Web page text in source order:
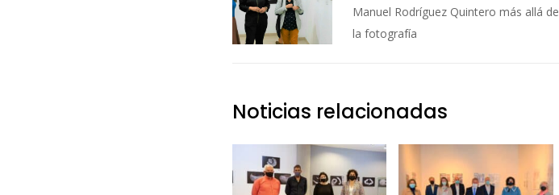
Manuel Rodríguez Quintero más allá de
la fotografía
Noticias relacionadas